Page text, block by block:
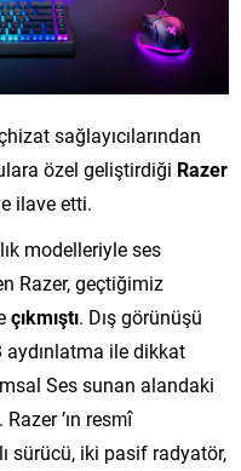
sağlayıcılarından
özel geliştirdiği Razer
ilave etti.
modelleriyle ses
Razer, geçtiğimiz
çıkmıştı. Dış görünüşü
aydınlatma ile dikkat
Ses sunan alandaki
’ın resmî
sürücü, iki pasif radyatör,